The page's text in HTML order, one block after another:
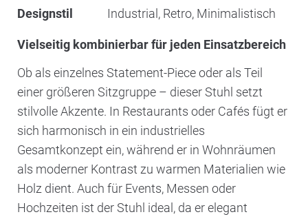
Designstil
Industrial, Retro, Minimalistisch
Vielseitig kombinierbar für jeden Einsatzbereich
Ob als einzelnes Statement-Piece oder als Teil
einer größeren Sitzgruppe – dieser Stuhl setzt
stilvolle Akzente. In Restaurants oder Cafés fügt er
sich harmonisch in ein industrielles
Gesamtkonzept ein, während er in Wohnräumen
als moderner Kontrast zu warmen Materialien wie
Holz dient. Auch für Events, Messen oder
Hochzeiten ist der Stuhl ideal, da er elegant